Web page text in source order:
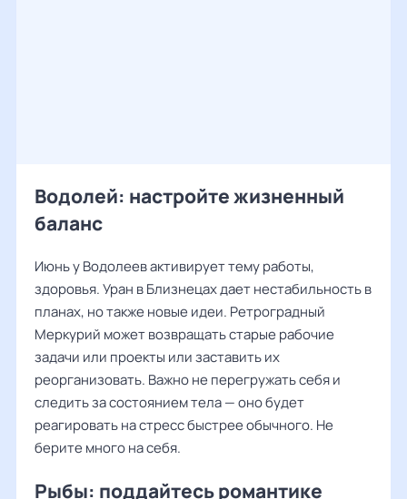
Водолей: настройте жизненный
баланс
Июнь у Водолеев активирует тему работы,
здоровья. Уран в Близнецах дает нестабильность в
планах, но также новые идеи. Ретроградный
Меркурий может возвращать старые рабочие
задачи или проекты или заставить их
реорганизовать. Важно не перегружать себя и
следить за состоянием тела — оно будет
реагировать на стресс быстрее обычного. Не
берите много на себя.
Рыбы: поддайтесь романтике